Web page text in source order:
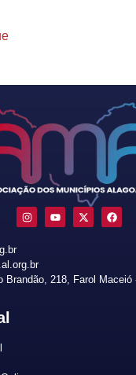
Brandão, 218, Farol Maceió